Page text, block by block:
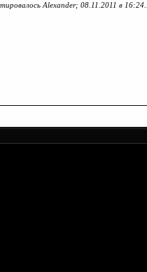
Alexander; 08.11.2011 в 16:24